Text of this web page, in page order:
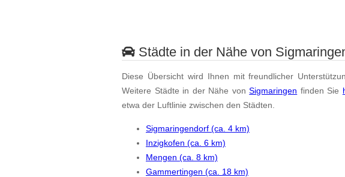
Städte in der Nähe von
Diese Übersicht wird Ihnen mit freundlicher
Weitere Städte in der Nähe vonSigmaringen finden Sie
etwa der Luftlinie zwischen den Städten.
Sigmaringendorf (ca. 4 km)
Inzigkofen (ca. 6 km)
Mengen (ca. 8 km)
Gammertingen (ca. 18 km)